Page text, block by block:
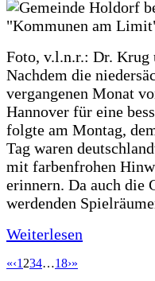
Foto, v.l.n.r.: Dr. Krug
Nachdem die
vergangenen Monat
Hannover für eine
folgte am Montag,
Tag waren
mit farbenfrohen
erinnern. Da auch die
werdenden
Weiterlesen
«‹1 234…18›»